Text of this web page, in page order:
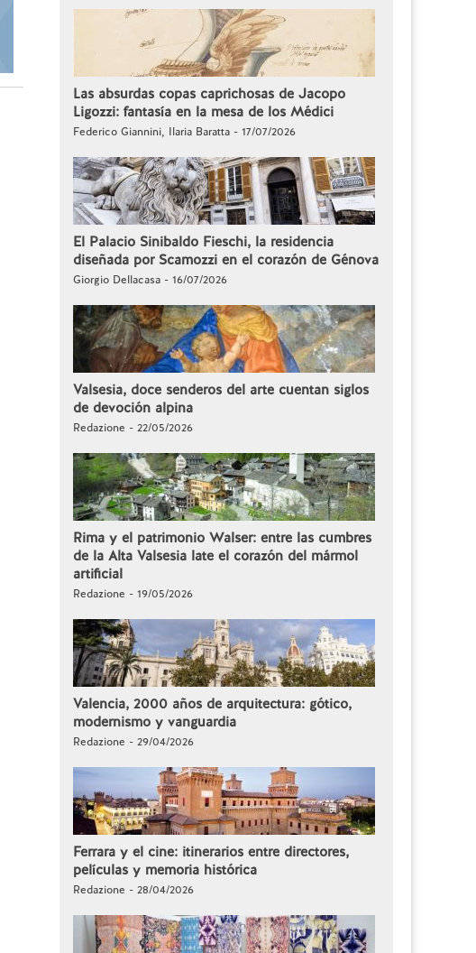
Las absurdas copas caprichosas de Jacopo
Ligozzi: fantasía en la mesa de los Médici
Federico Giannini, Ilaria Baratta - 17/07/2026
El Palacio Sinibaldo Fieschi, la residencia
diseñada por Scamozzi en el corazón de Génova
Giorgio Dellacasa - 16/07/2026
Valsesia, doce senderos del arte cuentan siglos
de devoción alpina
Redazione - 22/05/2026
Rima y el patrimonio Walser: entre las cumbres
de la Alta Valsesia late el corazón del mármol
artificial
Redazione - 19/05/2026
Valencia, 2000 años de arquitectura: gótico,
modernismo y vanguardia
Redazione - 29/04/2026
Ferrara y el cine: itinerarios entre directores,
películas y memoria histórica
Redazione - 28/04/2026